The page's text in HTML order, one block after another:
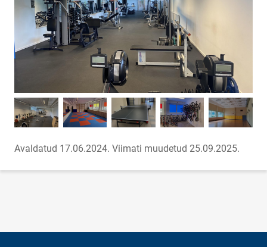
Avaldatud 17.06.2024. Viimati muudetud 25.09.2025.